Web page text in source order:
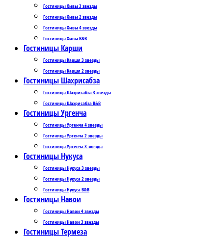
Гостиницы Хивы 3 звезды
Гостиницы Хивы 2 звезды
Гостиницы Хивы 4 звезды
Гостиницы Хивы B&B
Гостиницы Карши
Гостиницы Карши 3 звезды
Гостиницы Карши 2 звезды
Гостиницы Шахрисабза
Гостиницы Шахрисабза 3 звезды
Гостиницы Шахрисабза B&B
Гостиницы Ургенча
Гостиницы Ургенча 4 звезды
Гостиницы Ургенча 2 звезды
Гостиницы Ургенча 3 звезды
Гостиницы Нукуса
Гостиницы Нукуса 3 звезды
Гостиницы Нукуса 2 звезды
Гостиницы Нукуса B&B
Гостиницы Навои
Гостиницы Навои 4 звезды
Гостиницы Навои 3 звезды
Гостиницы Термеза